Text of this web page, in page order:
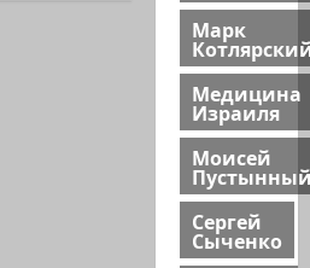
Марк
Медицина
Израиля
Моисей
Сергей
Сыченко